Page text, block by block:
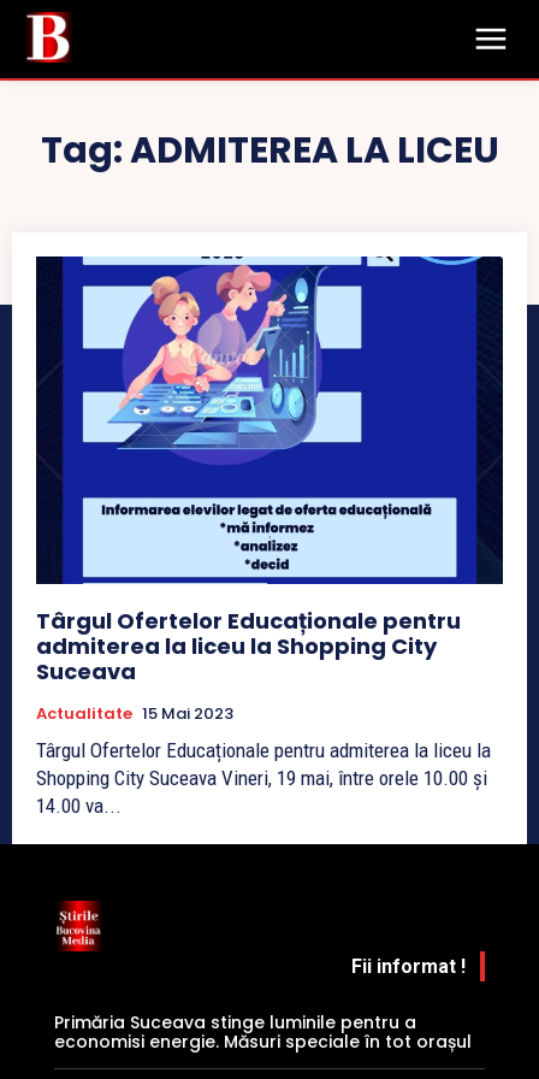
Tag:ADMITEREA LA LICEU
Târgul Ofertelor Educaționale pentru
admiterea la liceu la Shopping City
Suceava
Actualitate 15 Mai 2023
Târgul Ofertelor Educaționale pentru admiterea la liceu la
Shopping City Suceava Vineri, 19 mai, între orele 10.00 și
14.00 va...
Fii informat !
Primăria Suceava stinge luminile pentru a
economisi energie. Măsuri speciale în tot orașul